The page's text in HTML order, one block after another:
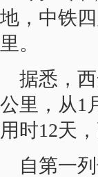
地，中铁
里。
据悉，
公里，从1
用时12天
自第一